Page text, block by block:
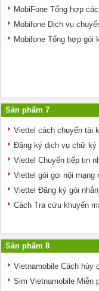
MobiFone Tổng hợp
Mobifone Dịch vụ
Mobifone Tổng hợp gói
Sản phẩm 7
Viettel cách chuyển tài
Đăng ký dịch vụ chữ ký
Viettel Chuyển tiếp tin
Viettel gói gọi nội mạng
Viettel Đăng ký gói
Cách Tra cứu khuyến
Sản phẩm 8
Vietnamobile Cách hủy
Sim Vietnamobile Miễn